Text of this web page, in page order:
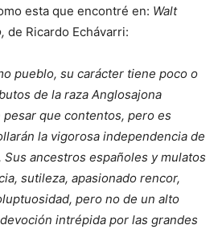
esta que encontré en: Walt
de Ricardo Echávarri:
pueblo, su carácter tiene poco o
de la raza Anglosajona
que contentos, pero es
la vigorosa independencia de
ancestros españoles y mulatos
sutileza, apasionado rencor,
pero no de un alto
intrépida por las grandes